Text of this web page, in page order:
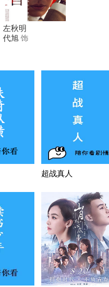
左秋明
代旭 饰
超战真人